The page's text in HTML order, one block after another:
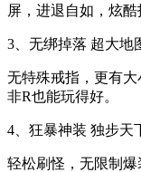
屏，进退自如，炫酷
3、无绑掉落 超大地
无特殊戒指，更有大
非R也能玩得好。
4、狂暴神装 独步天
轻松刷怪，无限制